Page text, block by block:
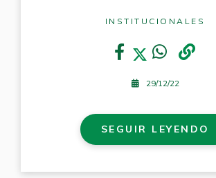
INSTITUCIONALES
29/12/22
SEGUIR LEYENDO